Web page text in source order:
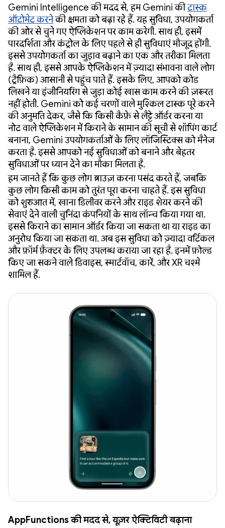
Gemini Intelligence की मदद से, हम Gemini कीटास्क
ऑटोमेट करनेकी क्षमता को बढ़ा रहे हैं. यह सुविधा, उपयोगकर्ता
की ओर से चुने गए ऐप्लिकेशन पर काम करेगी. साथ ही, इसमें
पारदर्शिता और कंट्रोल के लिए पहले से ही सुविधाएं मौजूद होंगी.
इससे उपयोगकर्ता का जुड़ाव बढ़ाने का एक और तरीका मिलता
है. साथ ही, इससे आपके ऐप्लिकेशन में ज़्यादा संभावना वाले लोग
(ट्रैफ़िक) आसानी से पहुंच पाते हैं. इसके लिए, आपको कोड
लिखने या इंजीनियरिंग से जुड़ा कोई खास काम करने की ज़रूरत
नहीं होती. Gemini को कई चरणों वाले मुश्किल टास्क पूरे करने
की अनुमति देकर, जैसे कि किसी कैफ़े से लैट्टे ऑर्डर करना या
नोट वाले ऐप्लिकेशन में किराने के सामान की सूची से शॉपिंग कार्ट
बनाना, Gemini उपयोगकर्ताओं के लिए लॉजिस्टिक्स को मैनेज
करता है. इससे आपको नई सुविधाओं को बनाने और बेहतर
सुविधाओं पर ध्यान देने का मौका मिलता है.
हम जानते हैं कि कुछ लोग ब्राउज़ करना पसंद करते हैं, जबकि
कुछ लोग किसी काम को तुरंत पूरा करना चाहते हैं. इस सुविधा
को शुरुआत में, खाना डिलीवर करने और राइड शेयर करने की
सेवाएं देने वाली चुनिंदा कंपनियों के साथ लॉन्च किया गया था.
इससे किराने का सामान ऑर्डर किया जा सकता था या राइड का
अनुरोध किया जा सकता था. अब इस सुविधा को ज़्यादा वर्टिकल
और फ़ॉर्म फ़ैक्टर के लिए उपलब्ध कराया जा रहा है. इनमें फ़ोल्ड
किए जा सकने वाले डिवाइस, स्मार्टवॉच, कारें, और XR चश्मे
शामिल हैं.
AppFunctions की मदद से, यूज़र ऐक्टिविटी बढ़ाना